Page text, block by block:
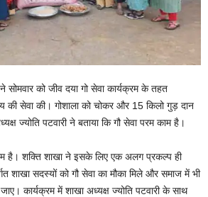
सोमवार को जीव दया गो सेवा कार्यक्रम के तहत
की सेवा की। गोशाला को चोकर और 15 किलो गुड़ दान
ज्योति पटवारी ने बताया कि गौ सेवा परम काम है।
है। शक्ति शाखा ने इसके लिए एक अलग प्रकल्प ही
शाखा सदस्यों को गौ सेवा का मौका मिले और समाज में भी
कार्यक्रम में शाखा अध्यक्ष ज्योति पटवारी के साथ